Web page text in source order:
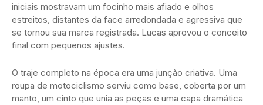
iniciais mostravam um focinho mais afiado e olhos
estreitos, distantes da face arredondada e agressiva que
se tornou sua marca registrada. Lucas aprovou o conceito
final com pequenos ajustes.
O traje completo na época era uma junção criativa. Uma
roupa de motociclismo serviu como base, coberta por um
manto, um cinto que unia as peças e uma capa dramática